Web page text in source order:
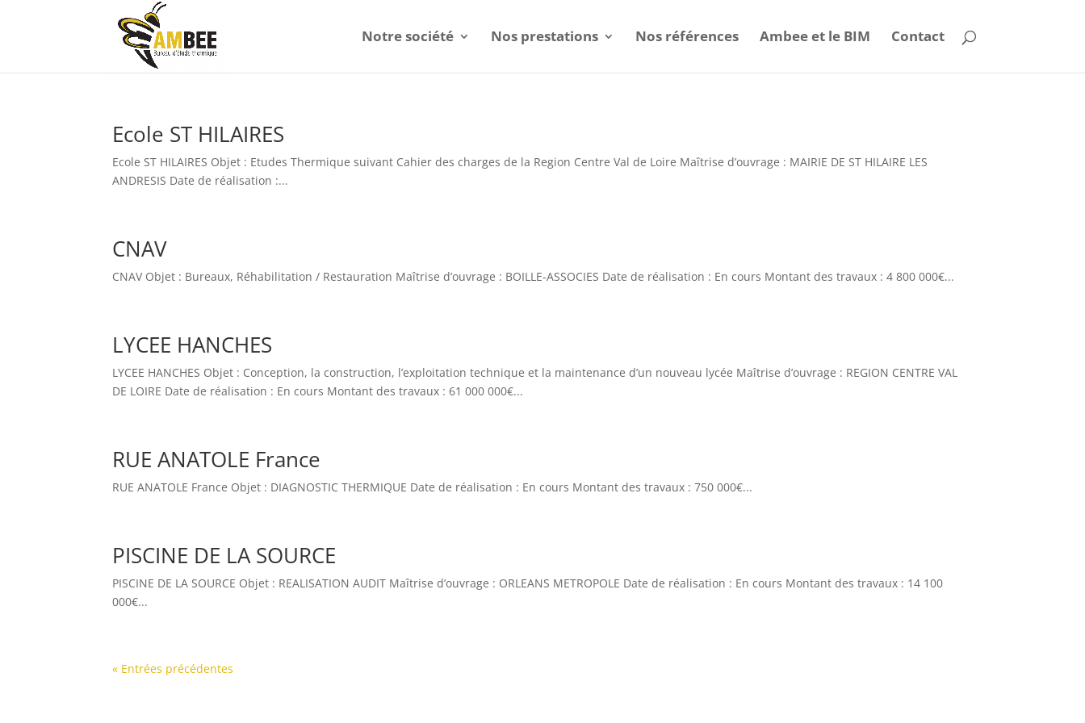
Notre société Nos prestations Nos références Ambee et le BIM Contact
Ecole ST HILAIRES
Ecole ST HILAIRES Objet : Etudes Thermique suivant Cahier des charges de la Region Centre Val de Loire Maîtrise d’ouvrage : MAIRIE DE ST HILAIRE LES
ANDRESIS Date de réalisation :...
CNAV
CNAV Objet : Bureaux, Réhabilitation / Restauration Maîtrise d’ouvrage : BOILLE-ASSOCIES Date de réalisation : En cours Montant des travaux : 4 800 000€...
LYCEE HANCHES
LYCEE HANCHES Objet : Conception, la construction, l’exploitation technique et la maintenance d’un nouveau lycée Maîtrise d’ouvrage : REGION CENTRE VAL
DE LOIRE Date de réalisation : En cours Montant des travaux : 61 000 000€...
RUE ANATOLE France
RUE ANATOLE France Objet : DIAGNOSTIC THERMIQUE Date de réalisation : En cours Montant des travaux : 750 000€...
PISCINE DE LA SOURCE
PISCINE DE LA SOURCE Objet : REALISATION AUDIT Maîtrise d’ouvrage : ORLEANS METROPOLE Date de réalisation : En cours Montant des travaux : 14 100
000€...
« Entrées précédentes